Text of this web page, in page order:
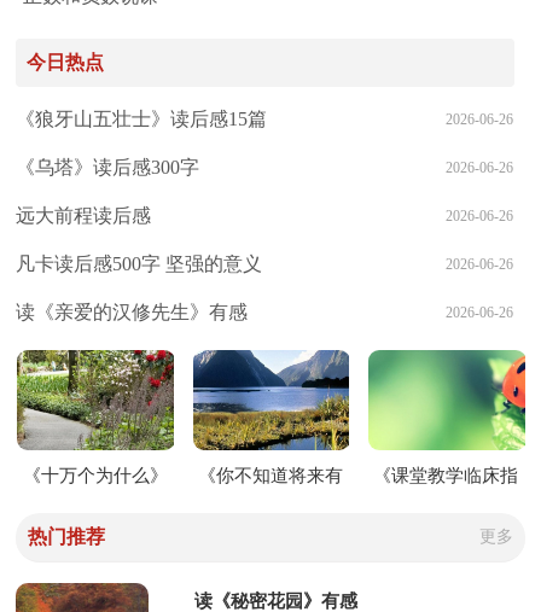
今日热点
《狼牙山五壮士》读后感15篇 2026-06-26
《乌塔》读后感300字 2026-06-26
远大前程读后感 2026-06-26
凡卡读后感500字 坚强的意义 2026-06-26
读《亲爱的汉修先生》有感 2026-06-26
《十万个为什么》 《你不知道将来有 《课堂教学临床指
热门推荐 更多
读《秘密花园》有感